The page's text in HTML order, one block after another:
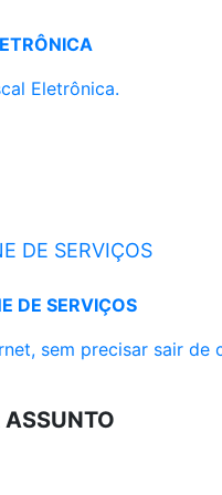
Eletrônica.
DE SERVIÇOS
DE SERVIÇOS
sem precisar sair de
ASSUNTO